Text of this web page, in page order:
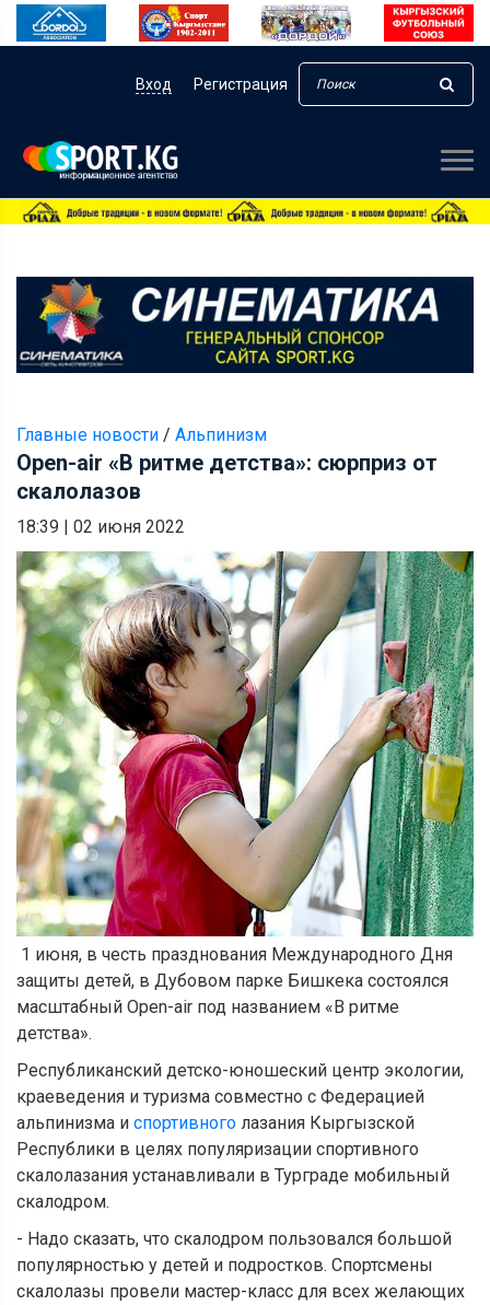
Вход Регистрация
Главные новости / Альпинизм
Оpen-air «В ритме детства»: сюрприз от
скалолазов
18:39 | 02 июня 2022
1 июня, в честь празднования Международного Дня
защиты детей, в Дубовом парке Бишкека состоялся
масштабный Оpen-air под названием «В ритме
детства».
Республиканский детско-юношеский центр экологии,
краеведения и туризма совместно с Федерацией
альпинизма и спортивного лазания Кыргызской
Республики в целях популяризации спортивного
скалолазания устанавливали в Турграде мобильный
скалодром.
- Надо сказать, что скалодром пользовался большой
популярностью у детей и подростков. Спортсмены
скалолазы провели мастер-класс для всех желающих